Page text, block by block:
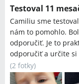
Testoval 11
Camiliu sme
nám to pomohlo.
odporučiť. Je to
odporučiť a určite
(2 fotky)